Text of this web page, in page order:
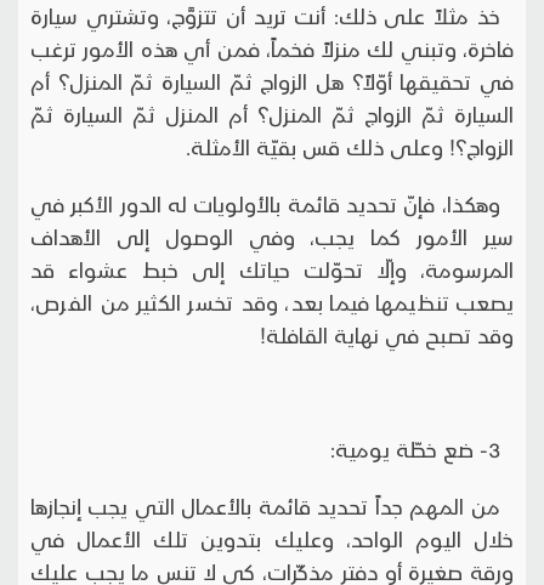
خذ مثلاً على ذلك: أنت تريد أن تتزوَّج، وتشتري سيارة
فاخرة، وتبني لك منزلاً فخماً، فمن أي هذه الأمور ترغب
في تحقيقها أوّلاً؟ هل الزواج ثمّ السيارة ثمّ المنزل؟ أم
السيارة ثمّ الزواج ثمّ المنزل؟ أم المنزل ثمّ السيارة ثمّ
الزواج؟! وعلى ذلك قس بقيّة الأمثلة.
وهكذا، فإنّ تحديد قائمة بالأولويات له الدور الأكبر في
سير الأمور كما يجب، وفي الوصول إلى الأهداف
المرسومة، وإلّا تحوّلت حياتك إلى خبط عشواء قد
يصعب تنظيمها فيما بعد، وقد تخسر الكثير من الفرص،
وقد تصبح في نهاية القافلة!
3- ضع خطّة يومية:
من المهم جداً تحديد قائمة بالأعمال التي يجب إنجازها
خلال اليوم الواحد، وعليك بتدوين تلك الأعمال في
ورقة صغيرة أو دفتر مذكّرات، كي لا تنس ما يجب عليك